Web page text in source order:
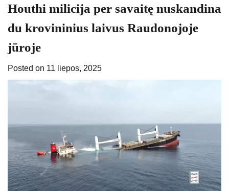
Houthi milicija per savaitę nuskandina
du krovininius laivus Raudonojoje
jūroje
Posted on 11 liepos, 2025